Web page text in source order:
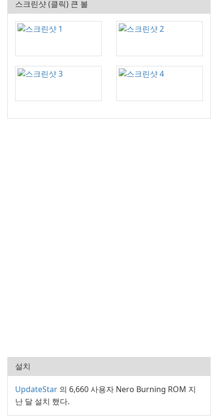
스크린샷 (클릭) 큰 볼
설치
UpdateStar 의 6,660 사용자 Nero Burning ROM 지
난 달 설치 했다.